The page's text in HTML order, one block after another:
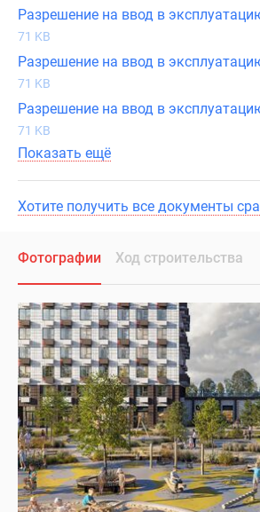
Разрешение на ввод в
71 KB
Разрешение на ввод в
71 KB
Разрешение на ввод в
71 KB
Показать ещё
Хотите получить все документы
Фотографии Ход строительства